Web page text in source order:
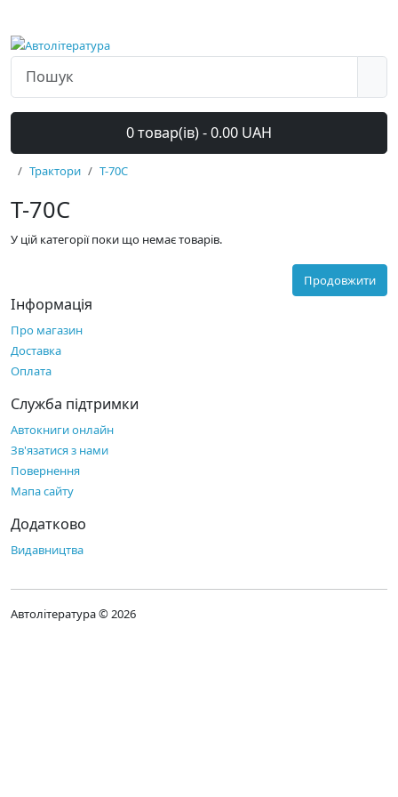
0 товар(ів) - 0.00 UAH
Трактори Т-70С
Т-70С
У цій категорії поки що немає товарів.
Продовжити
Інформація
Про магазин
Доставка
Оплата
Служба підтримки
Автокниги онлайн
Зв'язатися з нами
Повернення
Мапа сайту
Додатково
Видавництва
Автолітература © 2026